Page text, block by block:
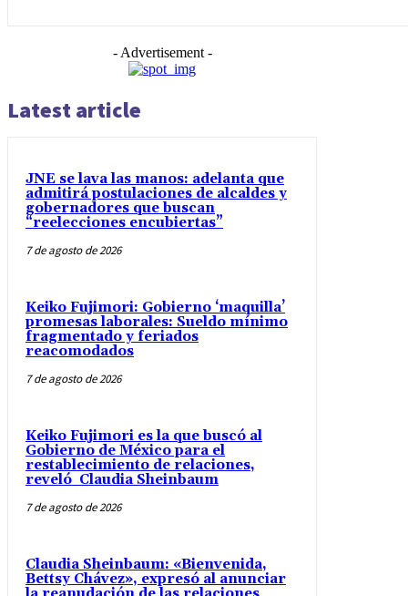
- Advertisement -
Latest article
JNE se lava las manos: adelanta que
admitirá postulaciones de alcaldes y
gobernadores que buscan
“reelecciones encubiertas”
7 de agosto de 2026
Keiko Fujimori: Gobierno ‘maquilla’
promesas laborales: Sueldo mínimo
fragmentado y feriados
reacomodados
7 de agosto de 2026
Keiko Fujimori es la que buscó al
Gobierno de México para el
restablecimiento de relaciones,
reveló Claudia Sheinbaum
7 de agosto de 2026
Claudia Sheinbaum: «Bienvenida,
Bettsy Chávez», expresó al anunciar